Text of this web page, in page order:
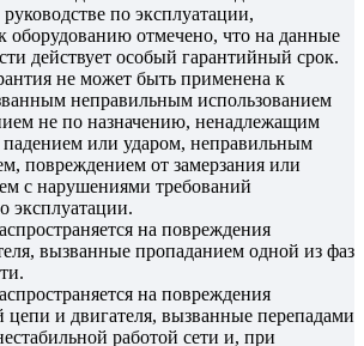
руководстве по эксплуатации,
оборудованию отмечено, что на данные
действует особый гарантийный срок.
не может быть применена к
неправильным использованием
не по назначению, ненадлежащим
или ударом, неправильным
повреждением от замерзания или
с нарушениями требований
эксплуатации.
на повреждения
вызванные пропаданием одной из фаз
на повреждения
цепи и двигателя, вызванные перепадами
работой сети и, при